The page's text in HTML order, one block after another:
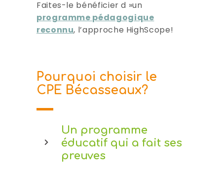
Faites-le bénéficier d »un
programme pédagogique
reconnu, l’approche HighScope!
Pourquoi choisir le
CPE Bécasseaux?
Un programme
éducatif qui a fait ses
preuves